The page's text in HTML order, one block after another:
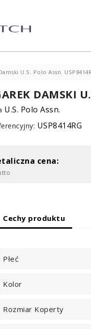
U.S. Polo Assn.
DAMSKI
U.S. Polo Assn.
USP8414RG
cena:
Cechy produktu
Płeć
Kolor
Rozmiar Koperty